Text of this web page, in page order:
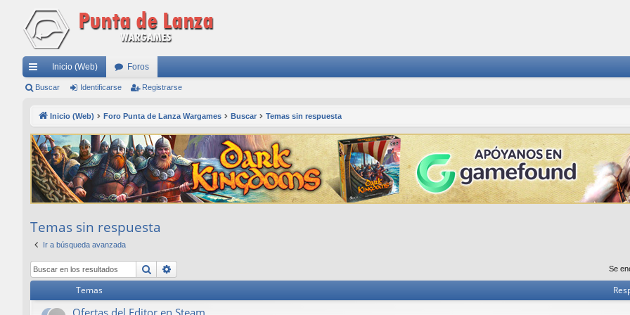
nl
rá
pi
do
Inicio (Web) Foros
Buscar Identificarse Registrarse
Inicio (Web) Foro Punta de Lanza Wargames Buscar Temas sin respuesta
Temas sin respuesta
Ir a búsqueda avanzada
Buscar Se
Temas